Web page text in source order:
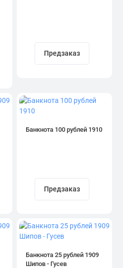
Предзаказ
Банкнота 100 рублей 1910
Предзаказ
Банкнота 25 рублей 1909
Шипов - Гусев